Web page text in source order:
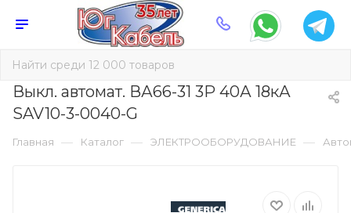
Выкл. автомат. ВА66-31 3Р 40А 18кА
SAV10-3-0040-G
Главная — Каталог — ЭЛЕКТРООБОРУДОВАНИЕ —